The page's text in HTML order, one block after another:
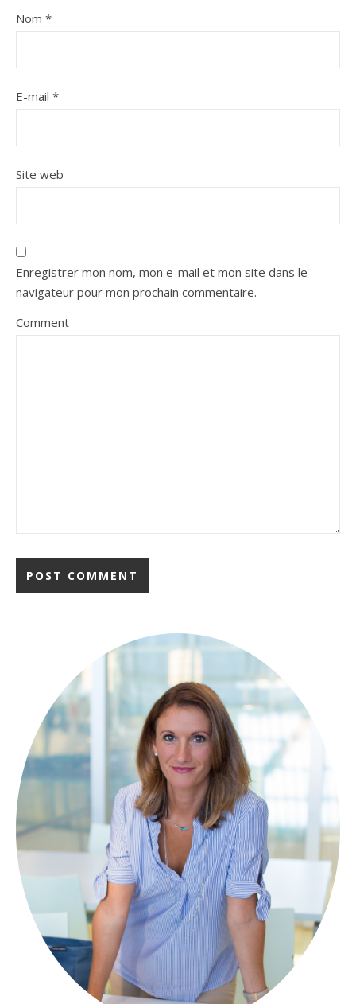
Nom *
E-mail *
Site web
Enregistrer mon nom, mon e-mail et mon site dans le
navigateur pour mon prochain commentaire.
Comment